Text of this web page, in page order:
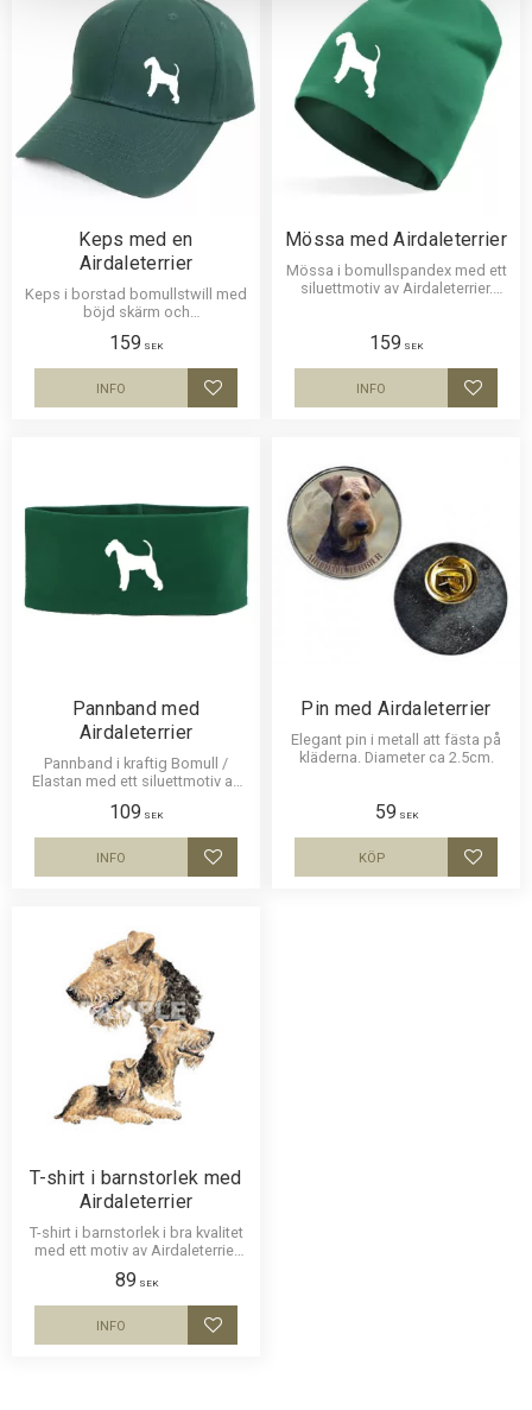
Keps med en
Airdaleterrier
Keps i borstad bomullstwill med
böjd skärm och
siluettmotiv av en Airdaleterrier.
159 SEK
Lägg till i favoriter
INFO
Mössa med Airdaleterrier
Mössa i bomullspandex med ett
siluettmotiv av Airdaleterrier.
dekorsömmar bak och på
159 SEK
Lägg
INFO
Pannband med
Airdaleterrier
Pannband i kraftig Bomull /
Elastan med ett siluettmotiv av
109 SEK
Lägg till i favoriter
INFO
Pin med Airdaleterrier
Elegant pin i metall att fästa på
kläderna. Diameter ca 2.5cm.
59 SEK
Lägg
KÖP
T-shirt i barnstorlek med
Airdaleterrier
T-shirt i barnstorlek i bra kvalitet
med ett motiv av Airdaleterrier
bomull 165g.
89 SEK
Lägg till i favoriter
INFO